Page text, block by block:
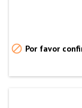
 Por favor